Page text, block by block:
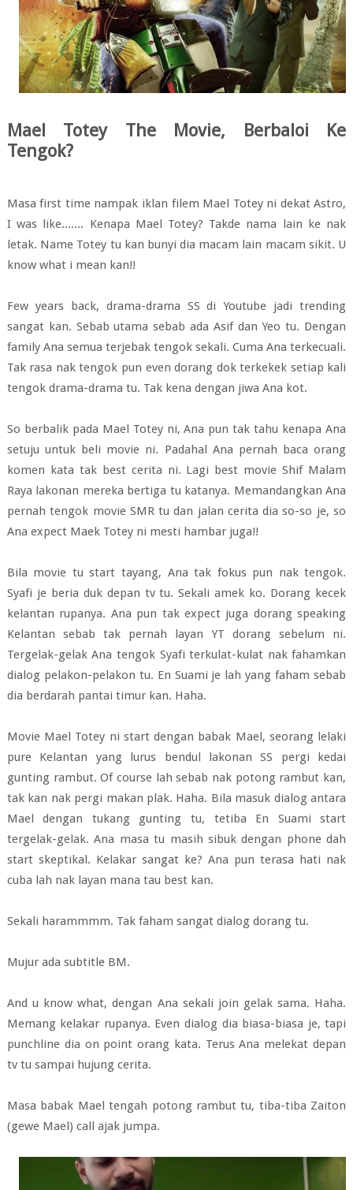
Mael Totey The Movie, Berbaloi Ke
Tengok?
Masa first time nampak iklan filem Mael Totey ni dekat Astro,
I was like....... Kenapa Mael Totey? Takde nama lain ke nak
letak. Name Totey tu kan bunyi dia macam lain macam sikit. U
know what i mean kan!!
Few years back, drama-drama SS di Youtube jadi trending
sangat kan. Sebab utama sebab ada Asif dan Yeo tu. Dengan
family Ana semua terjebak tengok sekali. Cuma Ana terkecuali.
Tak rasa nak tengok pun even dorang dok terkekek setiap kali
tengok drama-drama tu. Tak kena dengan jiwa Ana kot.
So berbalik pada Mael Totey ni, Ana pun tak tahu kenapa Ana
setuju untuk beli movie ni. Padahal Ana pernah baca orang
komen kata tak best cerita ni. Lagi best movie Shif Malam
Raya lakonan mereka bertiga tu katanya. Memandangkan Ana
pernah tengok movie SMR tu dan jalan cerita dia so-so je, so
Ana expect Maek Totey ni mesti hambar juga!!
Bila movie tu start tayang, Ana tak fokus pun nak tengok.
Syafi je beria duk depan tv tu. Sekali amek ko. Dorang kecek
kelantan rupanya. Ana pun tak expect juga dorang speaking
Kelantan sebab tak pernah layan YT dorang sebelum ni.
Tergelak-gelak Ana tengok Syafi terkulat-kulat nak fahamkan
dialog pelakon-pelakon tu. En Suami je lah yang faham sebab
dia berdarah pantai timur kan. Haha.
Movie Mael Totey ni start dengan babak Mael, seorang lelaki
pure Kelantan yang lurus bendul lakonan SS pergi kedai
gunting rambut. Of course lah sebab nak potong rambut kan,
tak kan nak pergi makan plak. Haha. Bila masuk dialog antara
Mael dengan tukang gunting tu, tetiba En Suami start
tergelak-gelak. Ana masa tu masih sibuk dengan phone dah
start skeptikal. Kelakar sangat ke? Ana pun terasa hati nak
cuba lah nak layan mana tau best kan.
Sekali harammmm. Tak faham sangat dialog dorang tu.
Mujur ada subtitle BM.
And u know what, dengan Ana sekali join gelak sama. Haha.
Memang kelakar rupanya. Even dialog dia biasa-biasa je, tapi
punchline dia on point orang kata. Terus Ana melekat depan
tv tu sampai hujung cerita.
Masa babak Mael tengah potong rambut tu, tiba-tiba Zaiton
(gewe Mael) call ajak jumpa.